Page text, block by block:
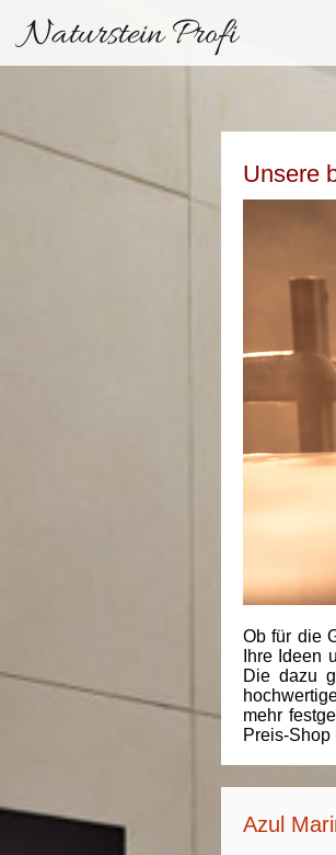
Naturstein Profi
Unsere
Ob für die
Ihre Ideen
Die dazu
mehr
Preis-Shop
Azul